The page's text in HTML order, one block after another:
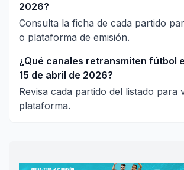
2026?
Consulta la ficha de cada partido
o plataforma de emisión.
¿Qué canales retransmiten fútbol
15 de abril de 2026?
Revisa cada partido del listado para
plataforma.